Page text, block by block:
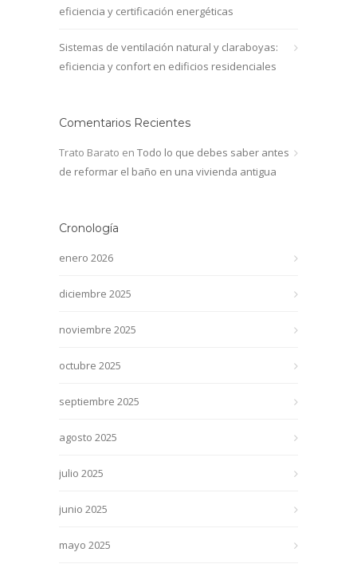
eficiencia y certificación energéticas
Sistemas de ventilación natural y claraboyas:
eficiencia y confort en edificios residenciales
Comentarios Recientes
Trato Barato en Todo lo que debes saber antes
de reformar el baño en una vivienda antigua
Cronología
enero 2026
diciembre 2025
noviembre 2025
octubre 2025
septiembre 2025
agosto 2025
julio 2025
junio 2025
mayo 2025